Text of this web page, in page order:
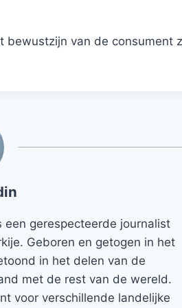
bewustzijn van de consument
een gerespecteerde journalist
Geboren en getogen in het
in het delen van de
met de rest van de wereld.
voor verschillende landelijke